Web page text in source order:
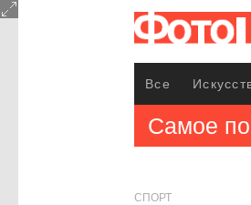
Все
Самое
СПОРТ